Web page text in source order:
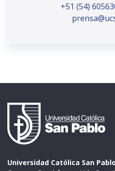
+51 (54)
Universidad Católica San Pablo